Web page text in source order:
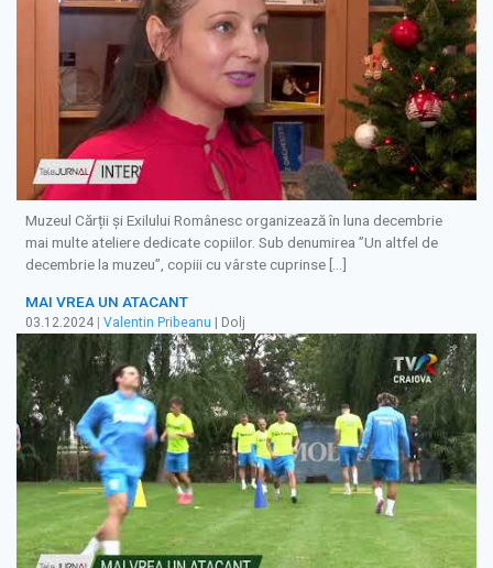
Muzeul Cărții și Exilului Românesc organizează în luna decembrie
mai multe ateliere dedicate copiilor. Sub denumirea ”Un altfel de
decembrie la muzeu”, copiii cu vârste cuprinse […]
MAI VREA UN ATACANT
03.12.2024 Valentin Pribeanu | Dolj